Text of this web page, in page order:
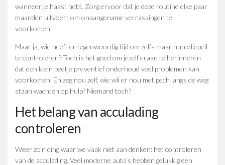
wanneer je haast hebt. Zorg ervoor dat je deze routine elke paar
maanden uitvoert om onaangename verrassingen te
voorkomen.
Maar ja, wie heeft er tegenwoordig tijd om zelfs maar hun oliepeil
te controleren? Toch is het goed om jezelf eraan te herinneren
dat een klein beetje preventief onderhoud veel problemen kan
voorkomen. En zeg nou zelf, wie wil er nou met pech langs de weg
staan wachten op hulp? Niemand toch?
Het belang van acculading
controleren
Weer zo’n ding waar we vaak niet aan denken: het controleren
van de acculading. Veel moderne auto’s hebben gelukkig een